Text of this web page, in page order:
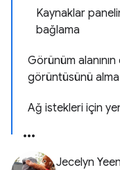
Kaynaklar
bağlama
Görünüm
görüntüsünü alma
Ağ istekleri için
Jecelyn Yeen